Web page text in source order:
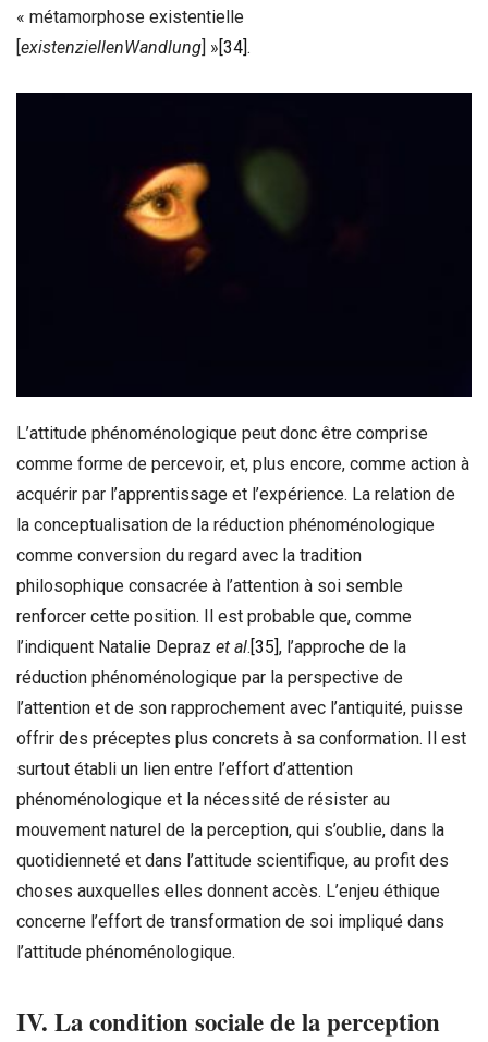
« métamorphose existentielle
[existenziellenWandlung] »[34].
L’attitude phénoménologique peut donc être comprise
comme forme de percevoir, et, plus encore, comme action à
acquérir par l’apprentissage et l’expérience. La relation de
la conceptualisation de la réduction phénoménologique
comme conversion du regard avec la tradition
philosophique consacrée à l’attention à soi semble
renforcer cette position. Il est probable que, comme
l’indiquent Natalie Depraz et al.[35], l’approche de la
réduction phénoménologique par la perspective de
l’attention et de son rapprochement avec l’antiquité, puisse
offrir des préceptes plus concrets à sa conformation. Il est
surtout établi un lien entre l’effort d’attention
phénoménologique et la nécessité de résister au
mouvement naturel de la perception, qui s’oublie, dans la
quotidienneté et dans l’attitude scientifique, au profit des
choses auxquelles elles donnent accès. L’enjeu éthique
concerne l’effort de transformation de soi impliqué dans
l’attitude phénoménologique.
IV. La condition sociale de la perception